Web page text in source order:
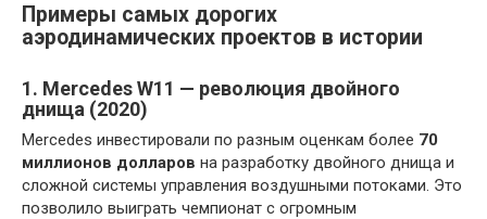
Примеры самых дорогих
аэродинамических проектов в истории
1. Mercedes W11 — революция двойного
днища (2020)
Mercedes инвестировали по разным оценкам более 70
миллионов долларов на разработку двойного днища и
сложной системы управления воздушными потоками. Это
позволило выиграть чемпионат с огромным